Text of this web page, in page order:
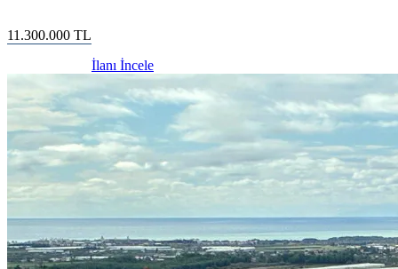
11.300.000 TL
İlanı İncele